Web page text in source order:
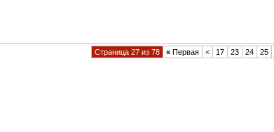
Страница 27 из 78 « Первая < 17 23 24 25